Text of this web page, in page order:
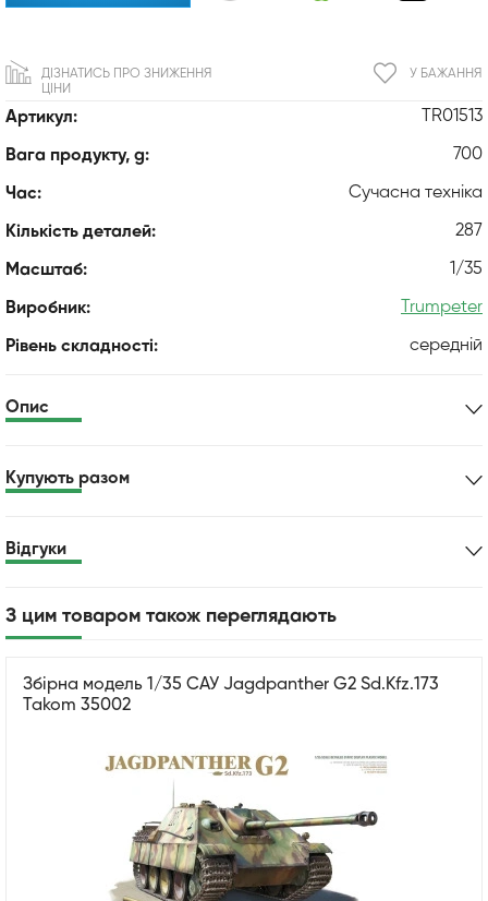
Артикул: TR01513
Вага продукту, g: 700
Час: Сучасна техніка
Кількість деталей: 287
Масштаб: 1/35
Виробник: Trumpeter
Рівень складності: середній
У БАЖАННЯ
ДІЗНАТИСЬ ПРО ЗНИЖЕННЯ
ЦІНИ
Опис
Купують разом
Відгуки
З цим товаром також переглядають
Збірна модель 1/35 САУ Jagdpanther G2 Sd.Kfz.173
Takom 35002